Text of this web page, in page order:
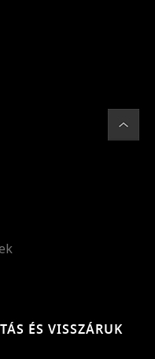
ÉS VISSZÁRUK